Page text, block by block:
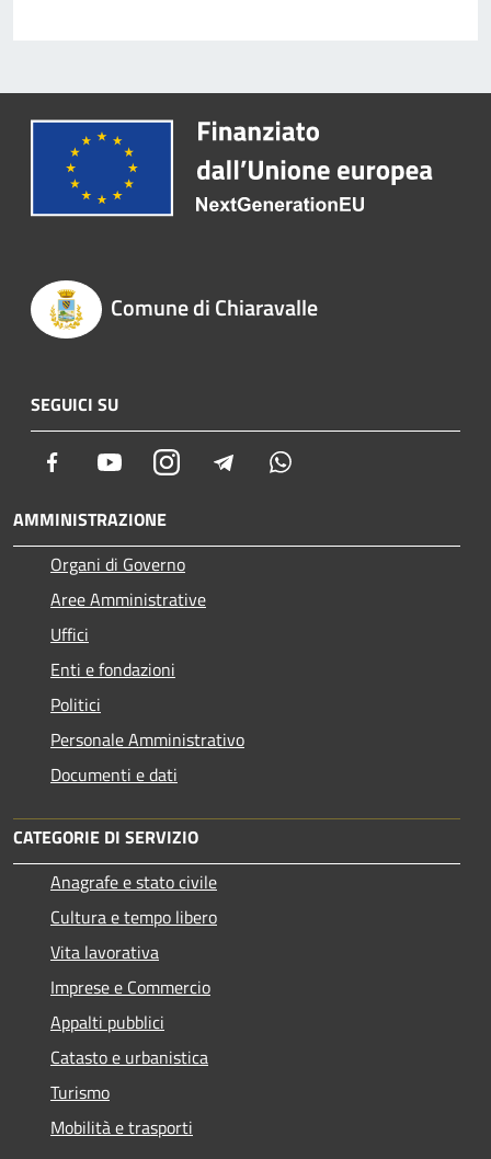
Comune di Chiaravalle
SEGUICI SU
Facebook YoutubeInstagram Telegram
AMMINISTRAZIONE
Organi di Governo
Aree Amministrative
Uffici
Enti e fondazioni
Politici
Personale Amministrativo
Documenti e dati
CATEGORIE DI SERVIZIO
Anagrafe e stato civile
Cultura e tempo libero
Vita lavorativa
Imprese e Commercio
Appalti pubblici
Catasto e urbanistica
Turismo
Mobilità e trasporti